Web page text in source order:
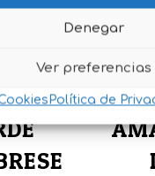
Denegar
Ver preferencias
Política de